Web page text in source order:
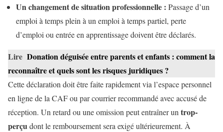
Un changement de situation professionnelle : Passage d’un
emploi à temps plein à un emploi à temps partiel, perte
d’emploi ou entrée en apprentissage doivent être déclarés.
Lire Donation déguisée entre parents et enfants : comment la
reconnaître et quels sont les risques juridiques ?
Cette déclaration doit être faite rapidement via l’espace personnel
en ligne de la CAF ou par courrier recommandé avec accusé de
réception. Un retard ou une omission peut entraîner un trop-
perçudont le remboursement sera exigé ultérieurement. À